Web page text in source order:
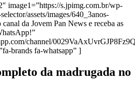
image1=”https://s.jpimg.com.br/wp-
assets/images/640_3anos-
da Jovem Pan News e receba as
channel/
brands fa-whatsapp” ]
da madrugada no